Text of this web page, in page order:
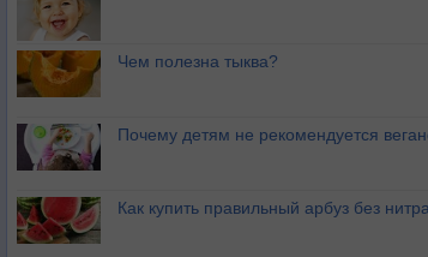
Чем полезна тыква?
Почему детям не рекомендуется
Как купить правильный арбуз без